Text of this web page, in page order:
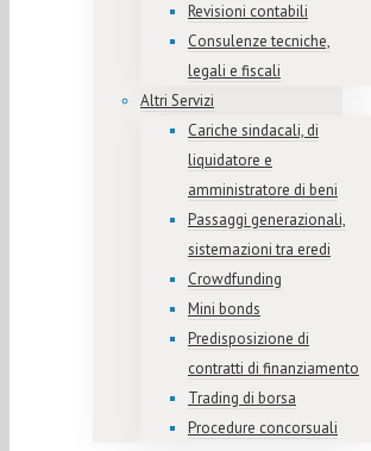
Revisioni contabili
Consulenze tecniche,
legali e fiscali
Altri Servizi
Cariche sindacali, di
liquidatore e
amministratore di beni
Passaggi generazionali,
sistemazioni tra eredi
Crowdfunding
Mini bonds
Predisposizione di
contratti di finanziamento
Trading di borsa
Procedure concorsuali